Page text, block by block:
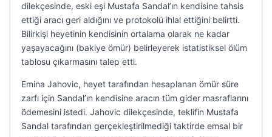
dilekçesinde, eski eşi Mustafa Sandal’ın kendisine tahsis
ettiği aracı geri aldığını ve protokolü ihlal ettiğini belirtti.
Bilirkişi heyetinin kendisinin ortalama olarak ne kadar
yaşayacağını (bakiye ömür) belirleyerek istatistiksel ölüm
tablosu çıkarmasını talep etti.
Emina Jahovic, heyet tarafından hesaplanan ömür süre
zarfı için Sandal’ın kendisine aracın tüm gider masraflarını
ödemesini istedi. Jahovic dilekçesinde, teklifin Mustafa
Sandal tarafından gerçekleştirilmediği taktirde emsal bir